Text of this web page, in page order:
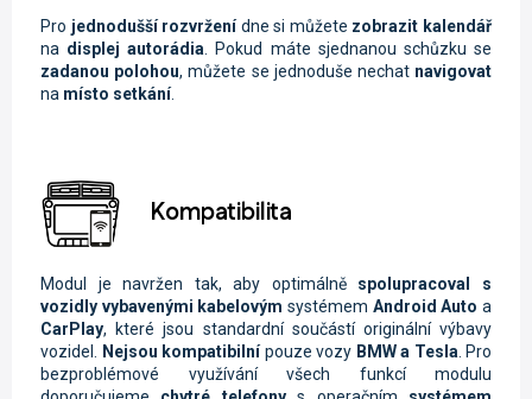
Pro jednodušší rozvrženídne si můžete zobrazit kalendář
na displej autorádia . Pokud máte sjednanou schůzku se
zadanou polohou, můžete se jednoduše nechat navigovat
na místo setkání.
Kompatibilita
Modul je navržen tak, aby optimálně spolupracoval s
vozidly vybavenými kabelovým systémem Android Auto a
CarPlay, které jsou standardní součástí originální výbavy
vozidel. Nejsou kompatibilnípouze vozy BMW a Tesla. Pro
bezproblémové využívání všech funkcí modulu